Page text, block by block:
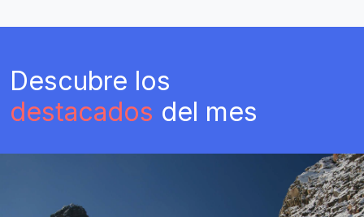
Descubre los
destacados del mes